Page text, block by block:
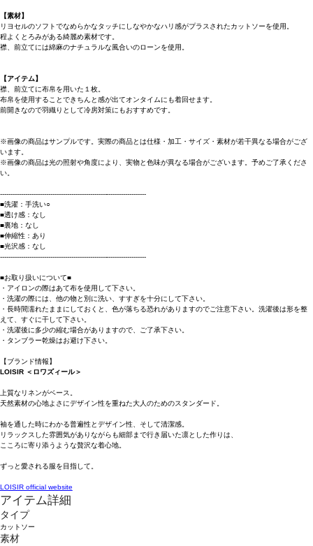
【素材】
リヨセルのソフトでなめらかなタッチにしなやかなハリ感がプラスされたカットソーを使用。
程よくとろみがある綺麗め素材です。
襟、前立てには綿麻のナチュラルな風合いのローンを使用。
【アイテム】
襟、前立てに布帛を用いた１枚。
布帛を使用することできちんと感が出てオンタイムにも着回せます。
前開きなので羽織りとして冷房対策にもおすすめです。
※画像の商品はサンプルです。実際の商品とは仕様・加工・サイズ・素材が若干異なる場合がござ
います。
※画像の商品は光の照射や角度により、実物と色味が異なる場合がございます。予めご了承くださ
い。
----------------------------------------------------------------------
■洗濯：手洗い○
■透け感：なし
■裏地：なし
■伸縮性：あり
■光沢感：なし
----------------------------------------------------------------------
■お取り扱いについて■
・アイロンの際はあて布を使用して下さい。
・洗濯の際には、他の物と別に洗い、すすぎを十分にして下さい。
・長時間濡れたままにしておくと、色が落ちる恐れがありますのでご注意下さい。洗濯後は形を整
えて、すぐに干して下さい。
・洗濯後に多少の縮む場合がありますので、ご了承下さい。
・タンブラー乾燥はお避け下さい。
【ブランド情報】
LOISIR ＜ロワズィール＞
上質なリネンがベース。
天然素材の心地よさにデザイン性を重ねた大人のためのスタンダード。
袖を通した時にわかる普遍性とデザイン性、そして清潔感。
リラックスした雰囲気がありながらも細部まで行き届いた凛とした作りは、
こころに寄り添うような贅沢な着心地。
ずっと愛される服を目指して。
LOISIR official website
アイテム詳細
タイプ
カットソー
素材